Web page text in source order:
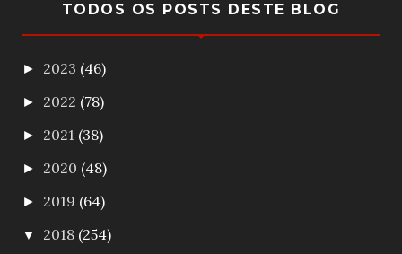
TODOS OS POSTS DESTE BLOG
► 2023 (46)
► 2022 (78)
► 2021 (38)
► 2020 (48)
► 2019 (64)
▼ 2018 (254)